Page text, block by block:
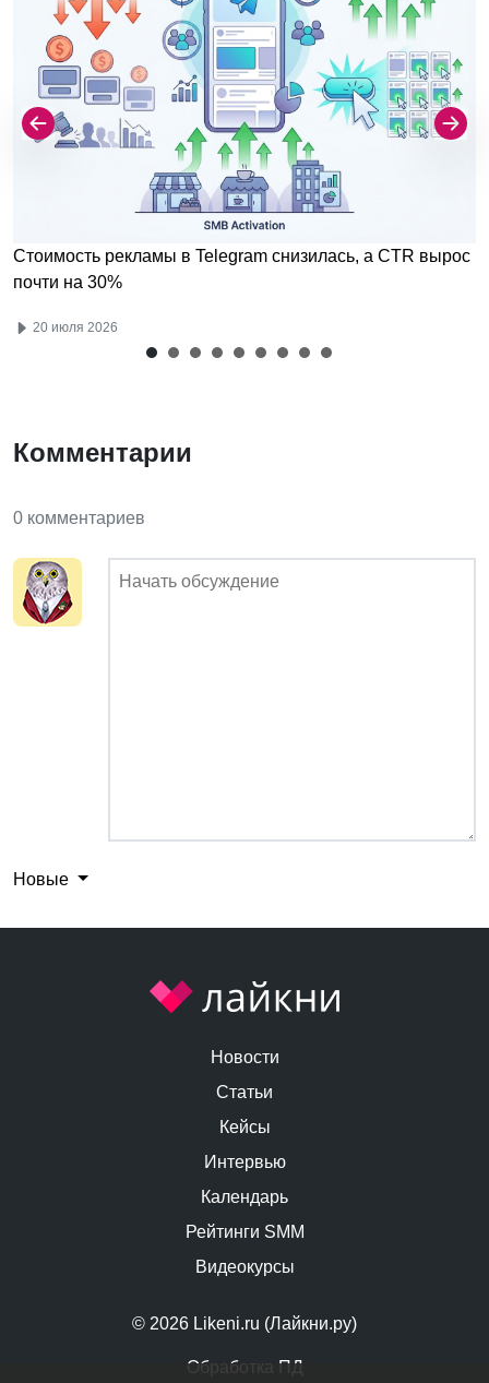
Стоимость рекламы в Telegram снизилась, а CTR вырос
почти на 30%
20 июля 2026
Комментарии
0 комментариев
Новые
© 2026 Likeni.ru (Лайкни.ру)
Обработка ПД
Новости
Статьи
Кейсы
Интервью
Календарь
Рейтинги SMM
Видеокурсы